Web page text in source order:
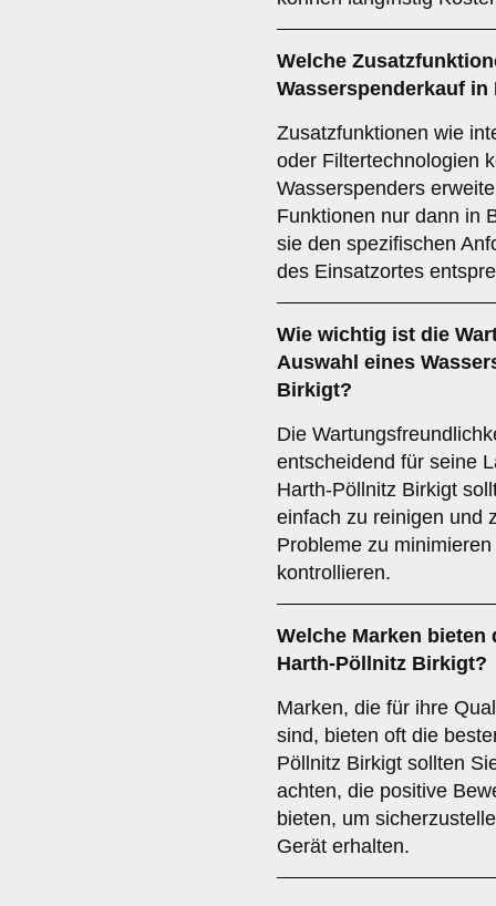
Welche
Wasserspenderkauf
Zusatzfunktionen wie
oder Filtertechnologien
Wasserspenders
Funktionen nur dann in
sie den spezifischen
des Einsatzortes
Wie wichtig ist die
Auswahl eines
Birkigt?
Die
entscheidend für seine
Harth-Pöllnitz Birkigt
einfach zu reinigen und
Probleme zu
kontrollieren.
Welche Marken bieten
Harth-Pöllnitz Birkigt?
Marken, die für ihre
sind, bieten oft die
Pöllnitz Birkigt sollten
achten, die positive
bieten, um
Gerät erhalten.